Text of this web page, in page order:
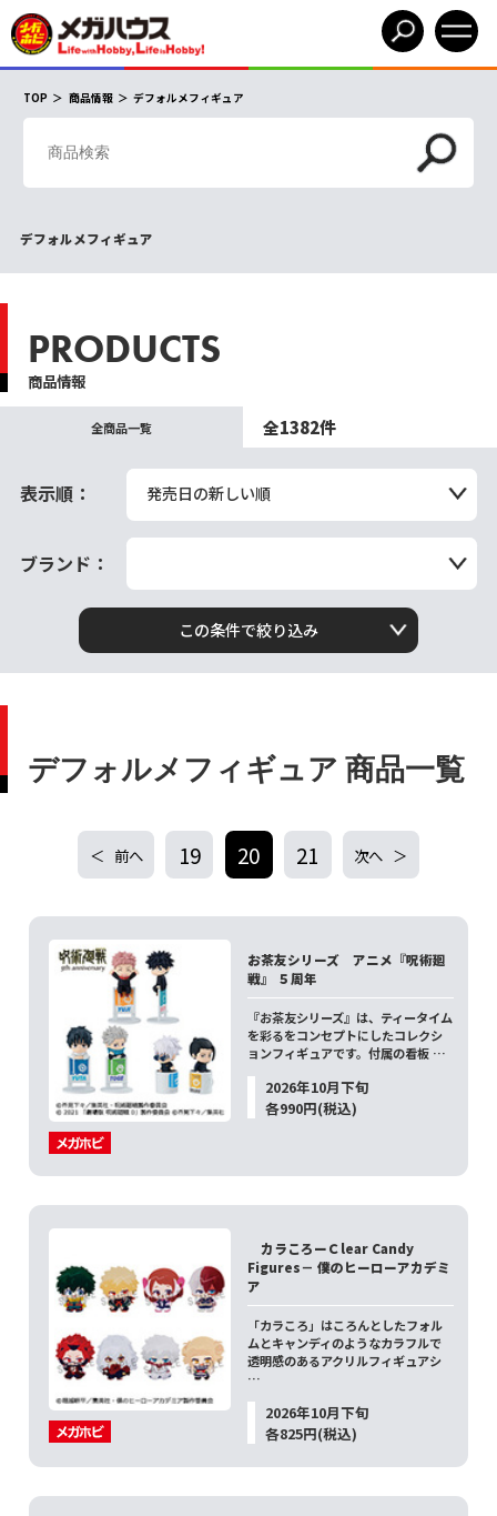
TOP 商品情報 デフォルメフィギュア
デフォルメフィギュア
PRODUCTS
商品情報
全商品一覧 全1382件
表示順： 発売日の新しい順
ブランド：
この条件で絞り込み
デフォルメフィギュア 商品一覧
前へ 19 20 21 次へ
お茶友シリーズ アニメ『呪術廻
戦』 ５周年
『お茶友シリーズ』は、ティータイム
を彩るをコンセプトにしたコレクシ
ョンフィギュアです。付属の看板 …
2026年10月下旬
各990円(税込)
カラころーＣlear Candy
Figures－ 僕のヒーローアカデミ
ア
「カラころ」はころんとしたフォル
ムとキャンディのようなカラフルで
透明感のあるアクリルフィギュアシ
…
2026年10月下旬
各825円(税込)